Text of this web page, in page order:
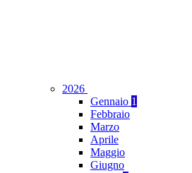
2026
Gennaio 1
Febbraio
Marzo
Aprile
Maggio
Giugno